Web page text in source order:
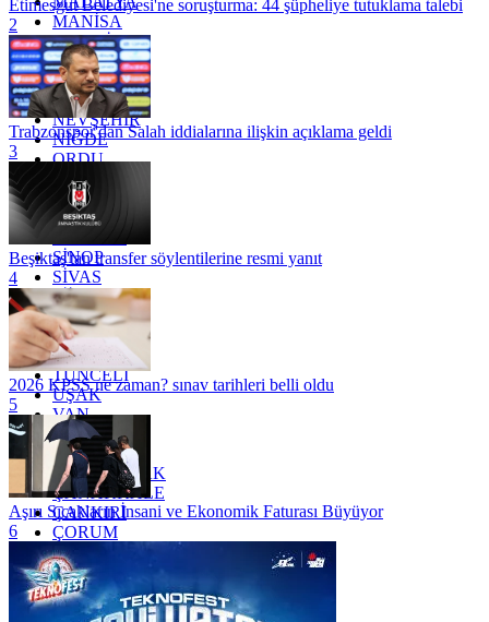
MANİSA
MARDİN
MERSİN
MUĞLA
MUŞ
NEVŞEHİR
NİĞDE
ORDU
OSMANİYE
RİZE
SAKARYA
SİNOP
SİVAS
SİİRT
TEKİRDAĞ
TOKAT
TRABZON
TUNCELİ
UŞAK
VAN
YALOVA
YOZGAT
ZONGULDAK
ÇANAKKALE
ÇANKIRI
ÇORUM
İSTANBUL
İZMİR
ŞANLIURFA
ŞIRNAK
Etimesgut Belediyesi'ne soruşturma: 44 şüpheliye tutuklama talebi
2
Trabzonspor'dan Salah iddialarına ilişkin açıklama geldi
3
Beşiktaş'tan transfer söylentilerine resmi yanıt
4
2026 KPSS ne zaman? sınav tarihleri belli oldu
5
Aşırı Sıcakların İnsani ve Ekonomik Faturası Büyüyor
6